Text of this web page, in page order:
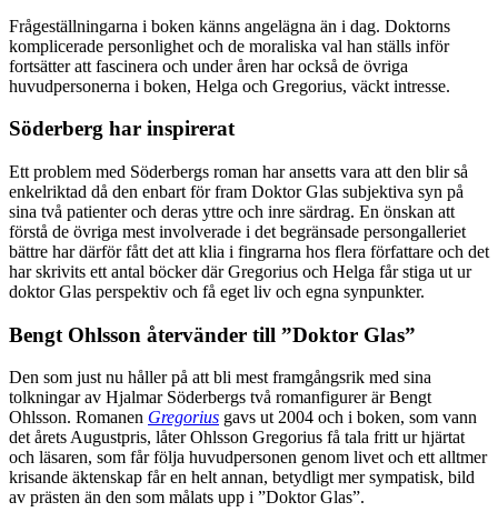
Frågeställningarna i boken känns angelägna än i dag. Doktorns
komplicerade personlighet och de moraliska val han ställs inför
fortsätter att fascinera och under åren har också de övriga
huvudpersonerna i boken, Helga och Gregorius, väckt intresse.
Söderberg har inspirerat
Ett problem med Söderbergs roman har ansetts vara att den blir så
enkelriktad då den enbart för fram Doktor Glas subjektiva syn på
sina två patienter och deras yttre och inre särdrag. En önskan att
förstå de övriga mest involverade i det begränsade persongalleriet
bättre har därför fått det att klia i fingrarna hos flera författare och det
har skrivits ett antal böcker där Gregorius och Helga får stiga ut ur
doktor Glas perspektiv och få eget liv och egna synpunkter.
Bengt Ohlsson återvänder till ”Doktor Glas”
Den som just nu håller på att bli mest framgångsrik med sina
tolkningar av Hjalmar Söderbergs två romanfigurer är Bengt
Ohlsson. Romanen Gregorius gavs ut 2004 och i boken, som vann
det årets Augustpris, låter Ohlsson Gregorius få tala fritt ur hjärtat
och läsaren, som får följa huvudpersonen genom livet och ett alltmer
krisande äktenskap får en helt annan, betydligt mer sympatisk, bild
av prästen än den som målats upp i ”Doktor Glas”.